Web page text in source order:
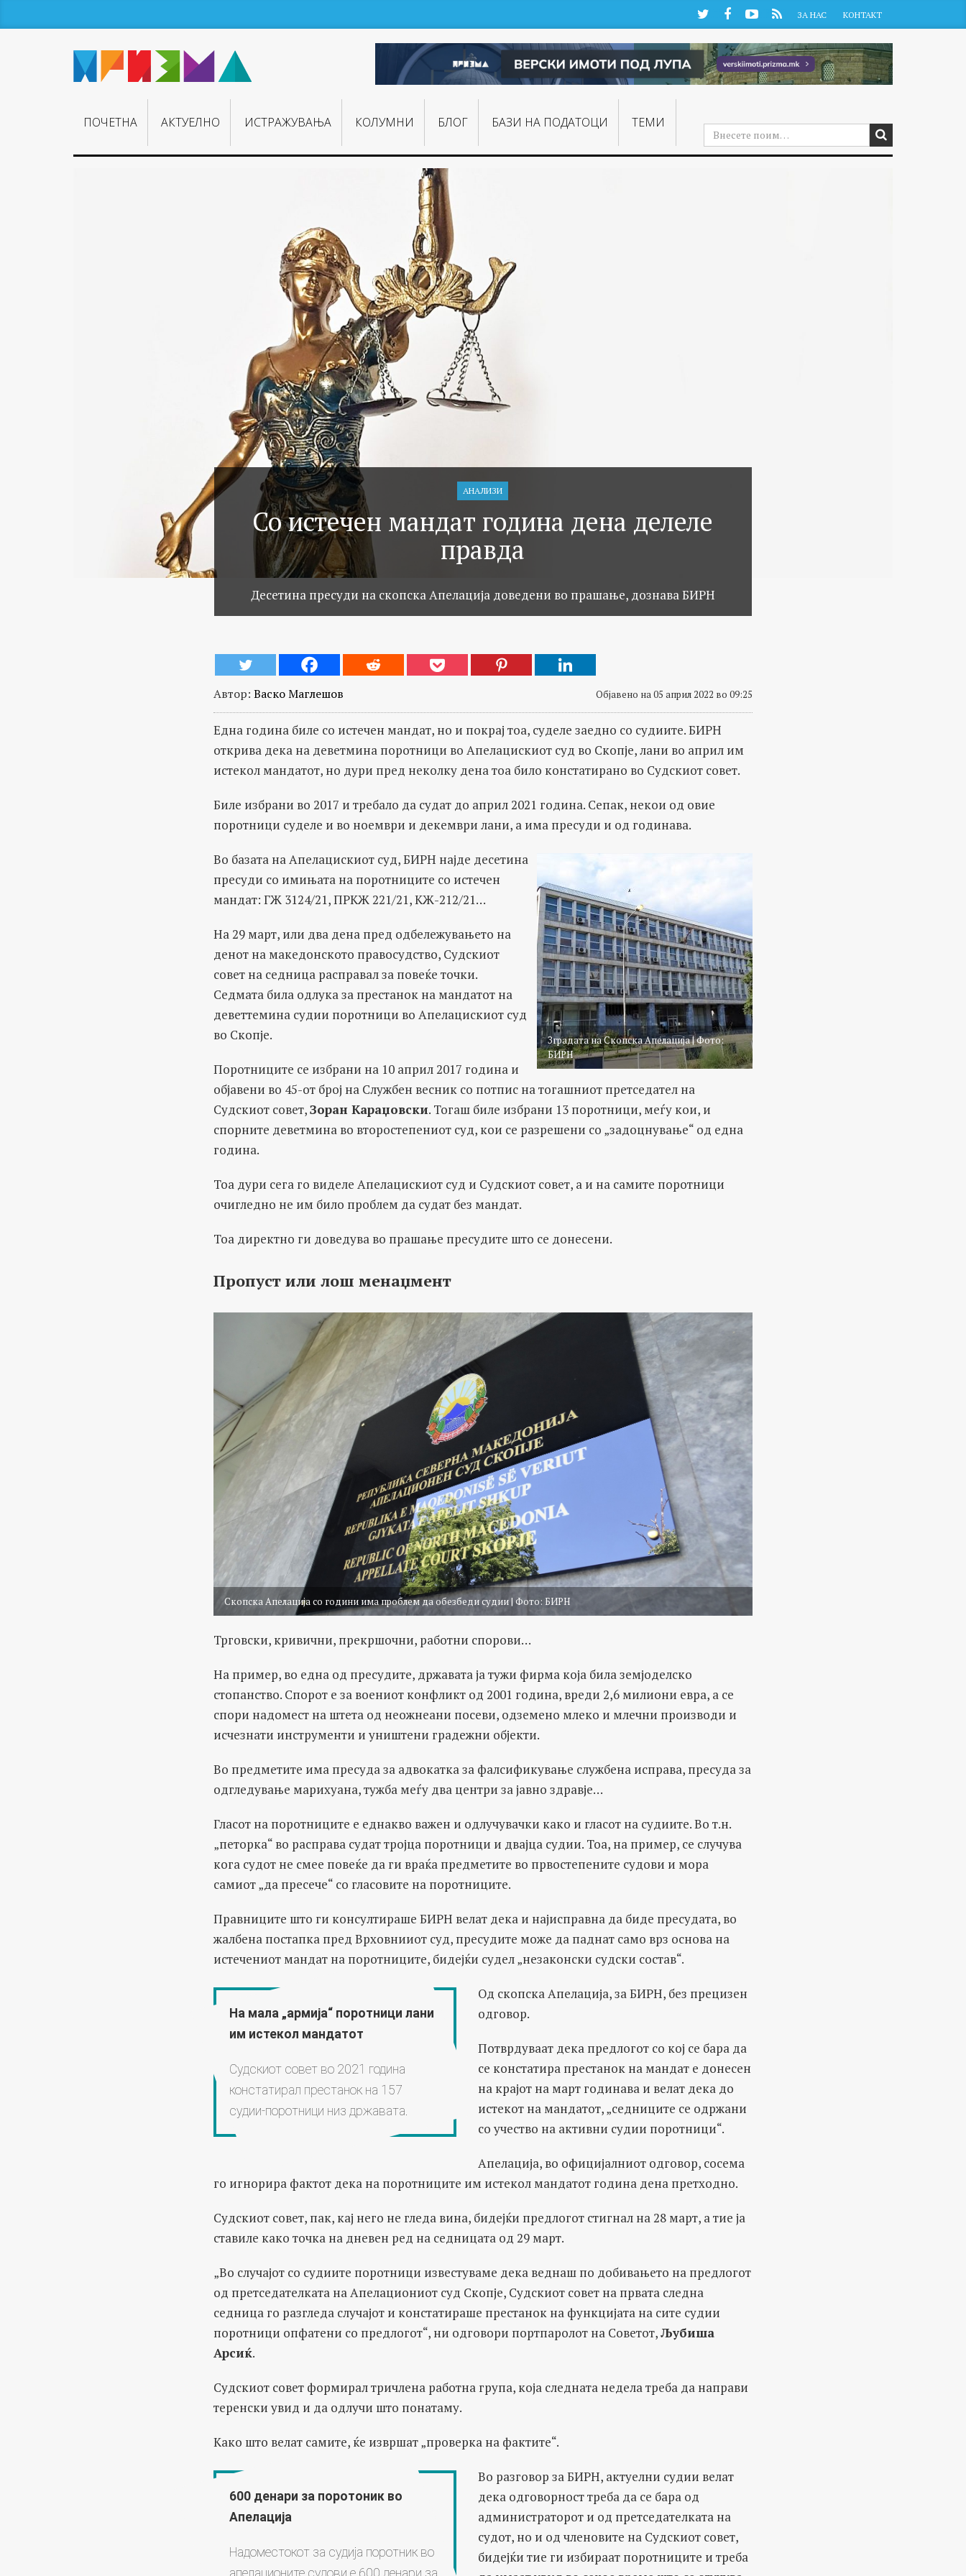
TwitterFacebookYouTube
RSS ЗА НАС КОНТАКТ
ПОЧЕТНА АКТУЕЛНО ИСТРАЖУВАЊA КОЛУМНИ БЛОГ БАЗИ НА ПОДАТОЦИ ТЕМИ
АНАЛИЗИ
Со истечен мандат година дена делеле
правда
Десетина пресуди на скопска Апелација доведени во прашање, дознава БИРН
Автор: Васко Маглешов Објавено на 05 април 2022 во 09:25
Една година биле со истечен мандат, но и покрај тоа, суделе заедно со судиите. БИРН
открива дека на деветмина поротници во Апелацискиот суд во Скопје, лани во април им
истекол мандатот, но дури пред неколку дена тоа било констатирано во Судскиот совет.
Биле избрани во 2017 и требало да судат до април 2021 година. Сепак, некои од овие
поротници суделе и во ноември и декември лани, а има пресуди и од годинава.
Зградата на Скопска Апелација | Фото:
БИРН
Во базата на Апелацискиот суд, БИРН најде десетина
пресуди со имињата на поротниците со истечен
мандат: ГЖ 3124/21, ПРКЖ 221/21, КЖ-212/21…
На 29 март, или два дена пред одбележувањето на
денот на македонското правосудство, Судскиот
совет на седница расправал за повеќе точки.
Седмата била одлука за престанок на мандатот на
деветтемина судии поротници во Апелацискиот суд
во Скопје.
Поротниците се избрани на 10 април 2017 година и
објавени во 45-от број на Службен весник со потпис на тогашниот претседател на
Судскиот совет,Зоран Караџовски. Тогаш биле избрани 13 поротници, меѓу кои, и
спорните деветмина во второстепениот суд, кои се разрешени со „задоцнување“ од една
година.
Тоа дури сега го виделе Апелацискиот суд и Судскиот совет, а и на самите поротници
очигледно не им било проблем да судат без мандат.
Тоа директно ги доведува во прашање пресудите што се донесени.
Пропуст или лош менаџмент
Скопска Апелација со години има проблем да обезбеди судии | Фото: БИРН
Трговски, кривични, прекршочни, работни спорови…
На пример, во една од пресудите, државата ја тужи фирма која била земјоделско
стопанство. Спорот е за воениот конфликт од 2001 година, вреди 2,6 милиони евра, а се
спори надомест на штета од неожнеани посеви, одземено млеко и млечни производи и
исчезнати инструменти и уништени градежни објекти.
Во предметите има пресуда за адвокатка за фалсификување службена исправа, пресуда за
одгледување марихуана, тужба меѓу два центри за јавно здравје…
Гласот на поротниците е еднакво важен и одлучувачки како и гласот на судиите. Во т.н.
„петорка“ во расправа судат тројца поротници и двајца судии. Тоа, на пример, се случува
кога судот не смее повеќе да ги враќа предметите во првостепените судови и мора
самиот „да пресече“ со гласовите на поротниците.
Правниците што ги консултираше БИРН велат дека и најисправна да биде пресудата, во
жалбена постапка пред Врховнииот суд, пресудите може да паднат само врз основа на
истечениот мандат на поротниците, бидејќи судел „незаконски судски состав“.
На мала „армија“ поротници лани
им истекол мандатот
Судскиот совет во 2021 година
констатирал престанок на 157
судии-поротници низ државата.
Од скопска Апелација, за БИРН, без прецизен
одговор.
Потврдуваат дека предлогот со кој се бара да
се констатира престанок на мандат е донесен
на крајот на март годинава и велат дека до
истекот на мандатот, „седниците се одржани
со учество на активни судии поротници“.
Апелација, во официјалниот одговор, сосема
го игнорира фактот дека на поротниците им истекол мандатот година дена претходно.
Судскиот совет, пак, кај него не гледа вина, бидејќи предлогот стигнал на 28 март, а тие ја
ставиле како точка на дневен ред на седницата од 29 март.
„Во случајот со судиите поротници известуваме дека веднаш по добивањето на предлогот
од претседателката на Апелациониот суд Скопје, Судскиот совет на првата следна
седница го разгледа случајот и констатираше престанок на функцијата на сите судии
поротници опфатени со предлогот“, ни одговори портпаролот на Советот,Љубиша
Арсиќ.
Судскиот совет формирал тричлена работна група, која следната недела треба да направи
теренски увид и да одлучи што понатаму.
Како што велат самите, ќе извршат „проверка на фактите“.
600 денари за поротоник во
Апелација
Надоместокот за судија поротник во
апелационите судови е 600 денари за
Во разговор за БИРН, актуелни судии велат
дека одговорност треба да се бара од
администраторот и од претседателката на
судот, но и од членовите на Судскиот совет,
бидејќи тие ги избираат поротниците и треба